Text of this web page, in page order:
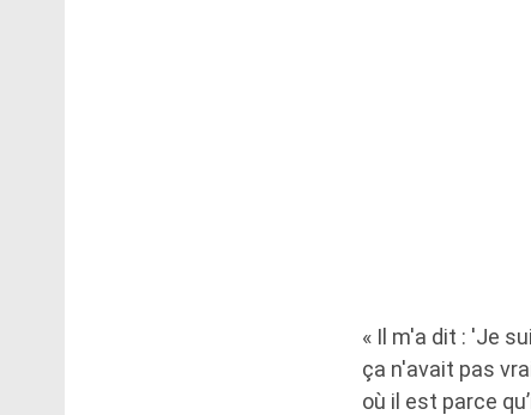
« Il m'a dit : 'Je
ça n'avait pas
où il est parce